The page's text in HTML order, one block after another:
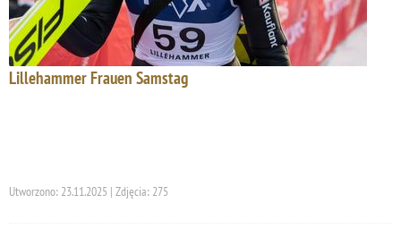
Lillehammer Frauen Samstag
Utworzono: 23.11.2025 | Zdjęcia: 275